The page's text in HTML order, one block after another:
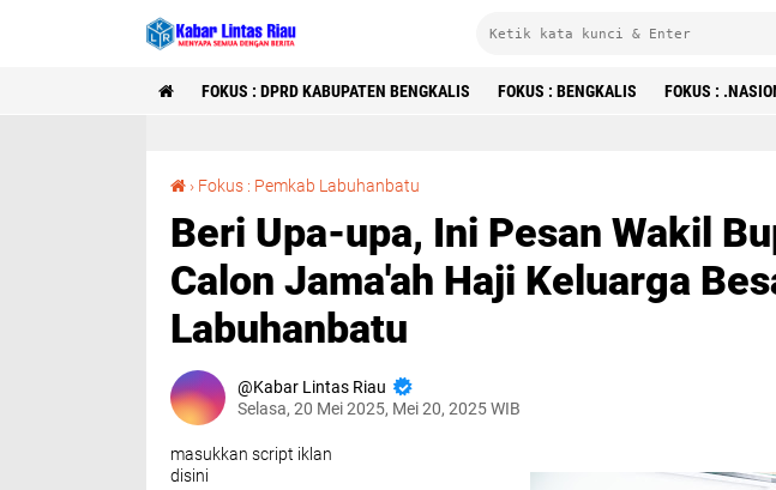
FOKUS : DPRD KABUPATEN BENGKALIS FOKUS : BENGKALIS FOKUS :
› Fokus : Pemkab Labuhanbatu
Beri Upa-upa, Ini Pesan Wakil
Calon Jama'ah Haji Keluarga
Labuhanbatu
Kabar Lintas Riau
Selasa, 20 Mei 2025, Mei 20, 2025 WIB
masukkan script iklan
disini